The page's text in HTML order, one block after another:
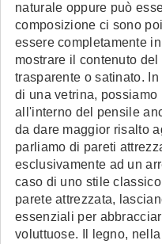
naturale oppure può
composizione ci sono
essere completamente
mostrare il contenuto
trasparente o satinato.
di una vetrina,
all'interno del pensile
da dare maggior risalto
parliamo di pareti
esclusivamente ad un
caso di uno stile
parete attrezzata,
essenziali per
voluttuose. Il legno,